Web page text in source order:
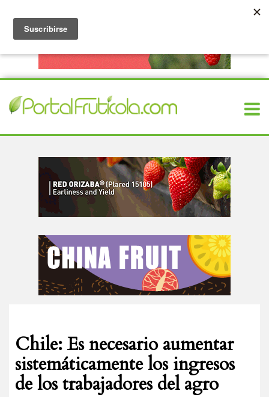
Chile: Es necesario aumentar
sistemáticamente los ingresos
de los trabajadores del agro